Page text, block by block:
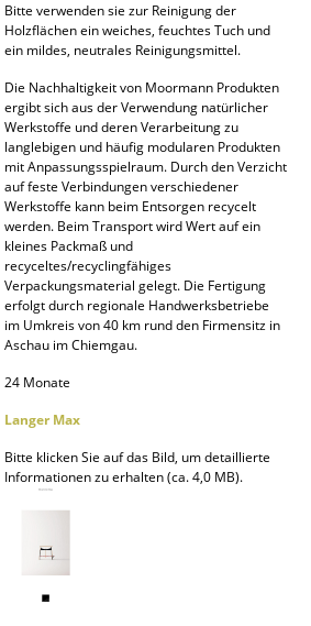
Bitte verwenden sie zur Reinigung der
Holzflächen ein weiches, feuchtes Tuch und
ein mildes, neutrales Reinigungsmittel.
Die Nachhaltigkeit von Moormann Produkten
ergibt sich aus der Verwendung natürlicher
Werkstoffe und deren Verarbeitung zu
langlebigen und häufig modularen Produkten
mit Anpassungsspielraum. Durch den Verzicht
auf feste Verbindungen verschiedener
Werkstoffe kann beim Entsorgen recycelt
werden. Beim Transport wird Wert auf ein
kleines Packmaß und
recyceltes/recyclingfähiges
Verpackungsmaterial gelegt. Die Fertigung
erfolgt durch regionale Handwerksbetriebe
im Umkreis von 40 km rund den Firmensitz in
Aschau im Chiemgau.
24 Monate
Langer Max
Bitte klicken Sie auf das Bild, um detaillierte
Informationen zu erhalten (ca. 4,0 MB).